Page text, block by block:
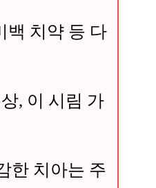
백 치약 등 다
, 이 시림 가
한 치아는 주